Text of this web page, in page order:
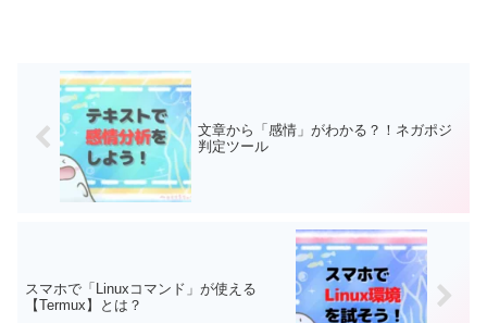
文章から「感情」がわかる？！ネガポジ
判定ツール
スマホで「Linuxコマンド」が使える
【Termux】とは？